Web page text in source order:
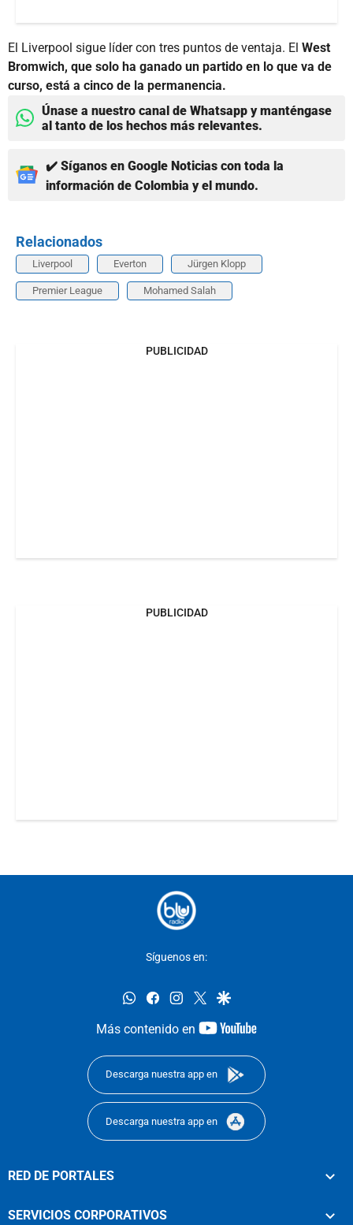
El Liverpool sigue líder con tres puntos de ventaja. El West
Bromwich, que solo ha ganado un partido en lo que va de
curso, está a cinco de la permanencia.
Únase a nuestro canal de Whatsapp y manténgase
al tanto de los hechos más relevantes.
✔️ Síganos en Google Noticias con toda la
información de Colombia y el mundo.
Relacionados
Liverpool Everton Jürgen Klopp
Premier League Mohamed Salah
PUBLICIDAD
PUBLICIDAD
Síguenos en:
whatsappfacebookinstagram
twittergoogle
Más contenido en
youtube-
Descarga nuestra app en
Descarga nuestra app en
RED DE PORTALES
SERVICIOS CORPORATIVOS